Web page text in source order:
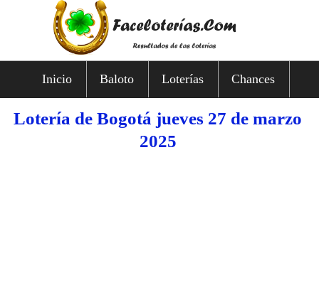
Inicio Baloto Loterías Chances
Lotería de Bogotá jueves 27 de marzo
2025